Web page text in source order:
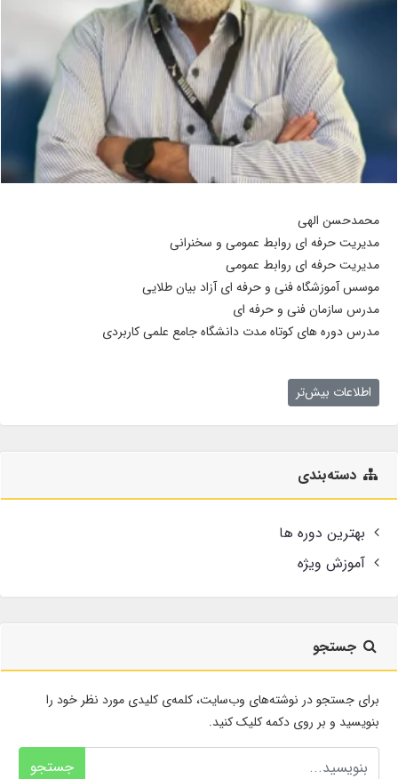
محمدحسن الهی
مدیریت حرفه ای روابط عمومی و سخنرانی
مدیریت حرفه ای روابط عمومی
موسس آموزشگاه فنی و حرفه ای آزاد بیان طلایی
مدرس سازمان فنی و حرفه ای
مدرس دوره های کوتاه مدت دانشگاه جامع علمی کاربردی
اطلاعات بیش‌تر
دسته‌بندی
بهترین دوره ها
آموزش ویژه
جستجو
برای جستجو در نوشته‌های وب‌سایت، کلمه‌ی کلیدی مورد نظر خود را
بنویسید و بر روی دکمه کلیک کنید.
جستجو